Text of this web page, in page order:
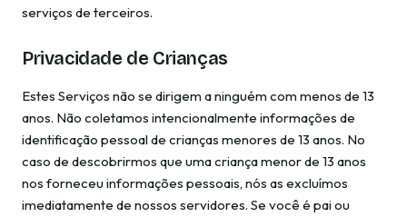
serviços de terceiros.
Privacidade de Crianças
Estes Serviços não se dirigem a ninguém com menos de 13
anos. Não coletamos intencionalmente informações de
identificação pessoal de crianças menores de 13 anos. No
caso de descobrirmos que uma criança menor de 13 anos
nos forneceu informações pessoais, nós as excluímos
imediatamente de nossos servidores. Se você é pai ou